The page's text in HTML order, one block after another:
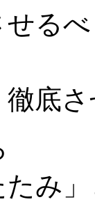
せる
徹底
み